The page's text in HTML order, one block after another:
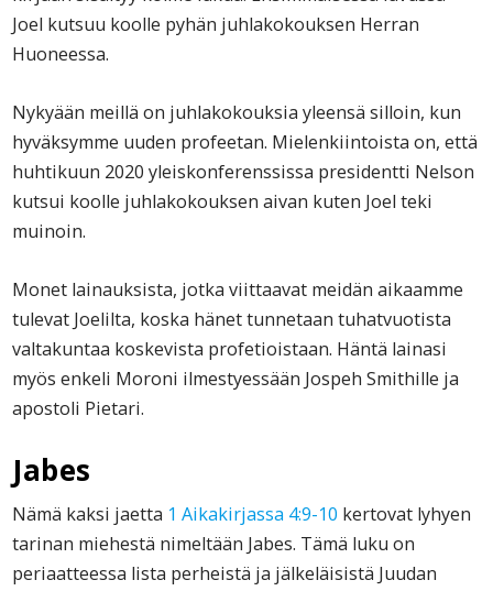
Joel kutsuu koolle pyhän juhlakokouksen Herran
Huoneessa.
Nykyään meillä on juhlakokouksia yleensä silloin, kun
hyväksymme uuden profeetan. Mielenkiintoista on, että
huhtikuun 2020 yleiskonferenssissa presidentti Nelson
kutsui koolle juhlakokouksen aivan kuten Joel teki
muinoin.
Monet lainauksista, jotka viittaavat meidän aikaamme
tulevat Joelilta, koska hänet tunnetaan tuhatvuotista
valtakuntaa koskevista profetioistaan. Häntä lainasi
myös enkeli Moroni ilmestyessään Jospeh Smithille ja
apostoli Pietari.
Jabes
Nämä kaksi jaetta 1 Aikakirjassa 4:9-10 kertovat lyhyen
tarinan miehestä nimeltään Jabes. Tämä luku on
periaatteessa lista perheistä ja jälkeläisistä Juudan